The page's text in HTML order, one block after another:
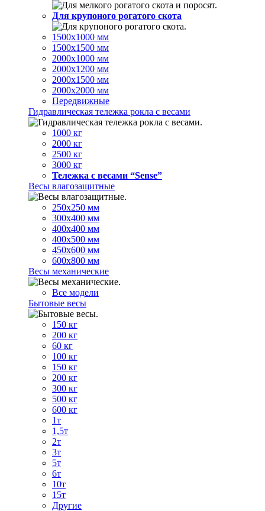
Для крупоного рогатого скота
1500х1000 мм
1500х1500 мм
2000х1000 мм
2000х1200 мм
2000х1500 мм
2000х2000 мм
Передвижные
Гидравлическая тележка рокла с весами
1000 кг
2000 кг
2500 кг
3000 кг
Тележка с весами “Sense”
Весы влагозащитные
250х250 мм
300х400 мм
400х400 мм
400х500 мм
450х600 мм
600х800 мм
Весы механические
Все модели
Бытовые весы
150 кг
200 кг
60 кг
100 кг
150 кг
200 кг
300 кг
500 кг
600 кг
1т
1,5т
2т
3т
5т
6т
10т
15т
Другие